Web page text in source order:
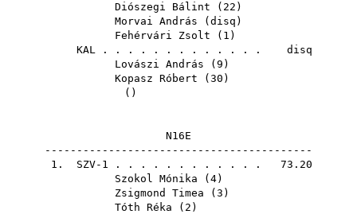
Diószegi Bálint ( 22 )
Morvai András ( disq )
Fehérvári Zsolt ( 1 )
KAL . . . . . . . . . . . . . disq
Lovászi András ( 9 )
Kopasz Róbert ( 30 )
()
N16E
------------------------------------------
1. SZV-1 . . . . . . . . . . . . 73.20
Szokol Mónika ( 4)
Zsigmond Timea ( 3 )
Tóth Réka ( 2 )